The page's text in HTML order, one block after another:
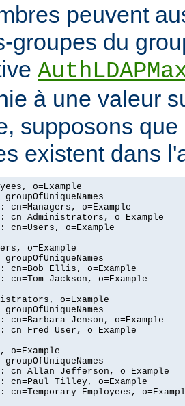
peuvent
groupes du
à une valeur
supposons
existent dans
o=Example
cn=Managers, o=Example
cn=Administrators, o=Example
cn=Users, o=Example
o=Example
cn=Bob Ellis, o=Example
cn=Tom Jackson, o=Example
o=Example
cn=Barbara Jenson, o=Example
cn=Fred User, o=Example
o=Example
cn=Allan Jefferson, o=Example
cn=Paul Tilley, o=Example
cn=Temporary Employees,